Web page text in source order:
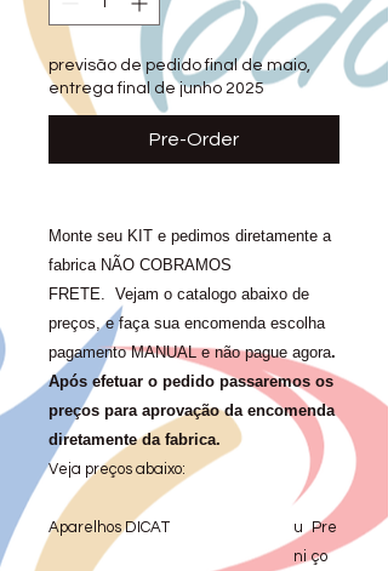
previsão de pedido final de maio,
entrega final de junho 2025
Pre-Order
Monte seu KIT e pedimos diretamente a
fabrica NÃO COBRAMOS
FRETE. Vejam o catalogo abaixo de
preços, e faça sua encomenda escolha
pagamento MANUAL e não pague agora.
Após efetuar o pedido passaremos os
preços para aprovação da encomenda
diretamente da fabrica.
Veja preços abaixo:
Aparelhos DICAT
u
ni
Pre
ço